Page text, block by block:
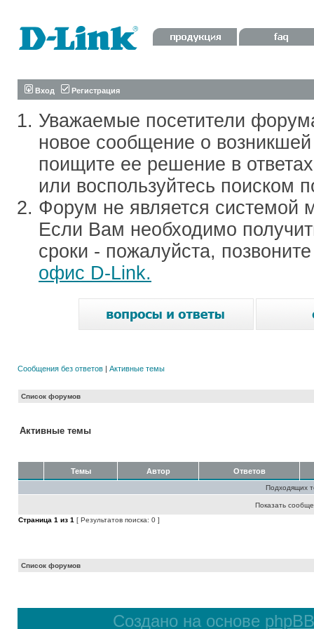
Вход Регистрация
Уважаемые посетители
новое сообщение о
поищите ее решение в
или воспользуйтесь поиском
Форум не является системой
Если Вам необходимо
сроки - пожалуйста,
офис D-Link.
Сообщения без ответов | Активные темы
Список форумов
Активные темы
Темы Автор Ответов
Подходящих
Показать
Страница 1 из 1 [ Результатов поиска: 0 ]
Список форумов
Создано на основе phpBB